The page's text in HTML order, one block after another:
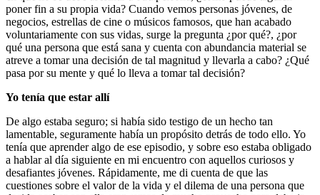
poner fin a su propia vida? Cuando vemos personas jóvenes, de
negocios, estrellas de cine o músicos famosos, que han acabado
voluntariamente con sus vidas, surge la pregunta ¿por qué?, ¿por
qué una persona que está sana y cuenta con abundancia material se
atreve a tomar una decisión de tal magnitud y llevarla a cabo? ¿Qué
pasa por su mente y qué lo lleva a tomar tal decisión?
Yo tenía que estar allí
De algo estaba seguro; si había sido testigo de un hecho tan
lamentable, seguramente había un propósito detrás de todo ello. Yo
tenía que aprender algo de ese episodio, y sobre eso estaba obligado
a hablar al día siguiente en mi encuentro con aquellos curiosos y
desafiantes jóvenes. Rápidamente, me di cuenta de que las
cuestiones sobre el valor de la vida y el dilema de una persona que